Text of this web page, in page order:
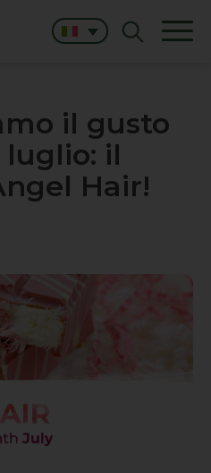
il gusto
il
Hair!